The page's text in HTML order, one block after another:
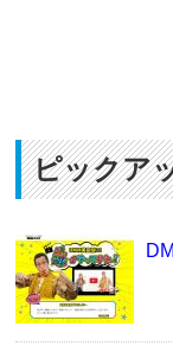
ピックア